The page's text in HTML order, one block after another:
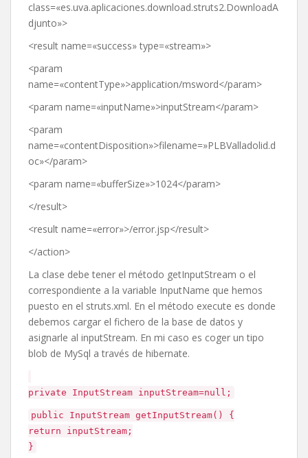
class=«es.uva.aplicaciones.download.struts2.DownloadA
djunto»>
<result name=«success» type=«stream»>
<param
name=«contentType»>application/msword</param>
<param name=«inputName»>inputStream</param>
<param
name=«contentDisposition»>filename=»PLBValladolid.d
oc»</param>
<param name=«bufferSize»>1024</param>
</result>
<result name=«error»>/error.jsp</result>
</action>
La clase debe tener el método getInputStream o el
correspondiente a la variable InputName que hemos
puesto en el struts.xml. En el método execute es donde
debemos cargar el fichero de la base de datos y
asignarle al inputStream. En mi caso es coger un tipo
blob de MySql a través de hibernate.
private InputStream inputStream=null;
public InputStream getInputStream() {
return inputStream;
}